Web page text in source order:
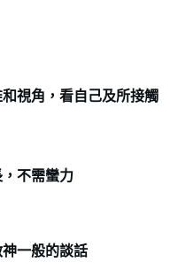
視角，看自己及所接觸
不需蠻力
一般的談話